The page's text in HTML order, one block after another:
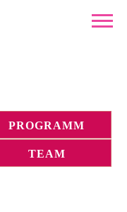
PROGRAMM
TEAM